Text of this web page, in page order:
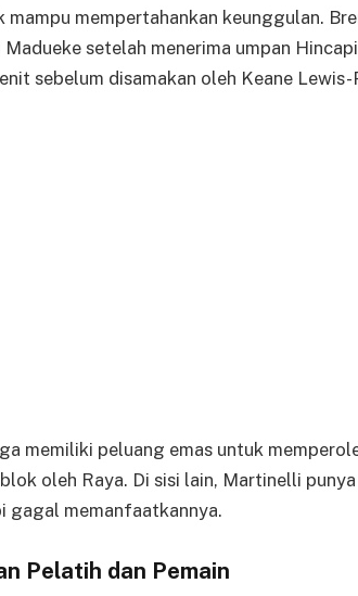
mampu mempertahankan keunggulan.
setelah menerima umpan
sebelum disamakan oleh Keane
memiliki peluang emas untuk
oleh Raya. Di sisi lain, Martinelli
gagal memanfaatkannya.
Pelatih dan Pemain